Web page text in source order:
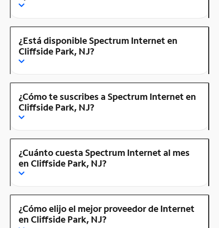
¿Está disponible Spectrum Internet en
Cliffside Park, NJ?
¿Cómo te suscribes a Spectrum Internet en
Cliffside Park, NJ?
¿Cuánto cuesta Spectrum Internet al mes
en Cliffside Park, NJ?
¿Cómo elijo el mejor proveedor de Internet
en Cliffside Park, NJ?